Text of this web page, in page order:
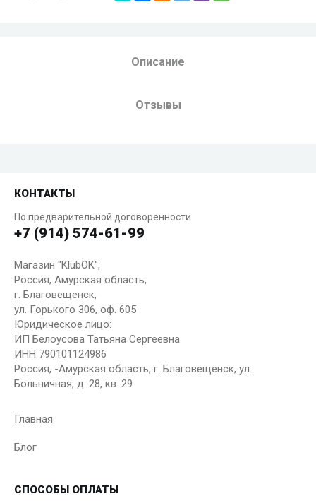
Описание
Отзывы
КОНТАКТЫ
По предварительной договоренности
+7 (914) 574-61-99
Магазин "KlubOK",
Россия, Амурская область,
г. Благовещенск,
ул. Горького 306, оф. 605
Юридическое лицо:
ИП Белоусова Татьяна Сергеевна
ИНН 790101124986
Россия, -Амурская область, г. Благовещенск, ул.
Больничная, д. 28, кв. 29
Главная
Блог
СПОСОБЫ ОПЛАТЫ